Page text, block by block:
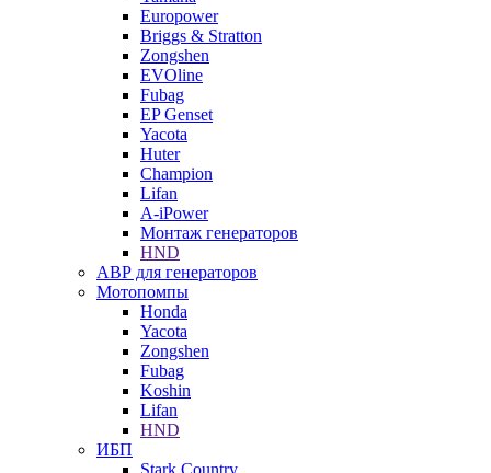
Europower
Briggs & Stratton
Zongshen
EVOline
Fubag
EP Genset
Yacota
Huter
Champion
Lifan
A-iPower
Монтаж генераторов
HND
АВР для генераторов
Мотопомпы
Honda
Yacota
Zongshen
Fubag
Koshin
Lifan
HND
ИБП
Stark Country